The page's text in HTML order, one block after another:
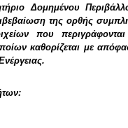
Δομημένου
της ορθής
που
καθορίζεται με